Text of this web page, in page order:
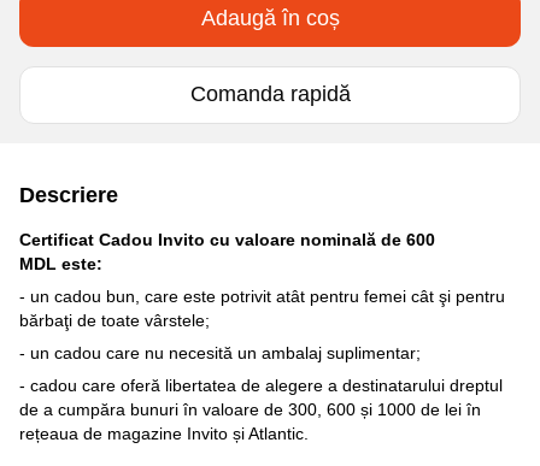
Adaugă în coș
Comanda rapidă
Descriere
Certificat Cadou Invito cu valoare nominală de 600
MDL este:
- un cadou bun, care este potrivit atât pentru femei cât şi pentru
bărbaţi de toate vârstele;
- un cadou care nu necesită un ambalaj suplimentar;
- cadou care oferă libertatea de alegere a destinatarului dreptul
de a cumpăra bunuri în valoare de 300, 600 și 1000 de lei în
rețeaua de magazine Invito și Atlantic.